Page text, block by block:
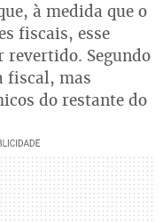
à medida que o
fiscais, esse
revertido. Segundo
fiscal, mas
do restante do